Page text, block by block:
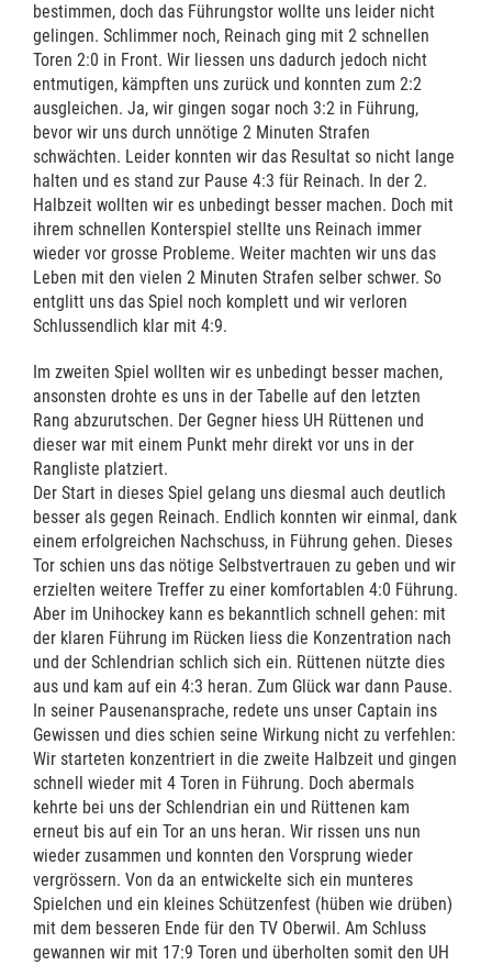
bestimmen, doch das Führungstor wollte uns leider nicht
gelingen. Schlimmer noch, Reinach ging mit 2 schnellen
Toren 2:0 in Front. Wir liessen uns dadurch jedoch nicht
entmutigen, kämpften uns zurück und konnten zum 2:2
ausgleichen. Ja, wir gingen sogar noch 3:2 in Führung,
bevor wir uns durch unnötige 2 Minuten Strafen
schwächten. Leider konnten wir das Resultat so nicht lange
halten und es stand zur Pause 4:3 für Reinach. In der 2.
Halbzeit wollten wir es unbedingt besser machen. Doch mit
ihrem schnellen Konterspiel stellte uns Reinach immer
wieder vor grosse Probleme. Weiter machten wir uns das
Leben mit den vielen 2 Minuten Strafen selber schwer. So
entglitt uns das Spiel noch komplett und wir verloren
Schlussendlich klar mit 4:9.
Im zweiten Spiel wollten wir es unbedingt besser machen,
ansonsten drohte es uns in der Tabelle auf den letzten
Rang abzurutschen. Der Gegner hiess UH Rüttenen und
dieser war mit einem Punkt mehr direkt vor uns in der
Rangliste platziert.
Der Start in dieses Spiel gelang uns diesmal auch deutlich
besser als gegen Reinach. Endlich konnten wir einmal, dank
einem erfolgreichen Nachschuss, in Führung gehen. Dieses
Tor schien uns das nötige Selbstvertrauen zu geben und wir
erzielten weitere Treffer zu einer komfortablen 4:0 Führung.
Aber im Unihockey kann es bekanntlich schnell gehen: mit
der klaren Führung im Rücken liess die Konzentration nach
und der Schlendrian schlich sich ein. Rüttenen nützte dies
aus und kam auf ein 4:3 heran. Zum Glück war dann Pause.
In seiner Pausenansprache, redete uns unser Captain ins
Gewissen und dies schien seine Wirkung nicht zu verfehlen:
Wir starteten konzentriert in die zweite Halbzeit und gingen
schnell wieder mit 4 Toren in Führung. Doch abermals
kehrte bei uns der Schlendrian ein und Rüttenen kam
erneut bis auf ein Tor an uns heran. Wir rissen uns nun
wieder zusammen und konnten den Vorsprung wieder
vergrössern. Von da an entwickelte sich ein munteres
Spielchen und ein kleines Schützenfest (hüben wie drüben)
mit dem besseren Ende für den TV Oberwil. Am Schluss
gewannen wir mit 17:9 Toren und überholten somit den UH